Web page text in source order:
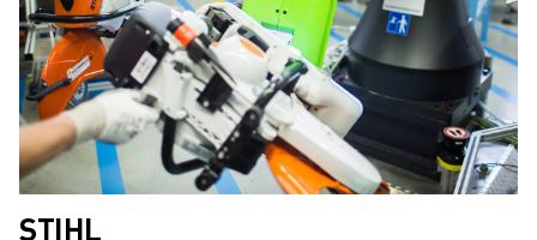
CARRERA PROFESIONAL
DÉ FORMA A SU FUTURO CON FANUC
ÚNASE A NOSOTROS " PORTAL DE EMPLEO
CONTACTAR
CONTACTE
UBICACIONES
STIHL